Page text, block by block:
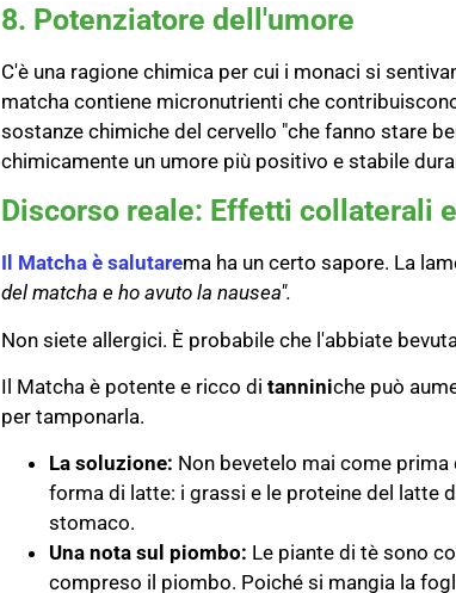
8. Potenziatore dell'umore
C'è una ragione chimica per cui i monaci si
matcha contiene micronutrienti che
sostanze chimiche del cervello "che fanno stare
chimicamente un umore più positivo e stabile
Discorso reale: Effetti collaterali
Il Matcha è salutarema ha un certo sapore. La
del matcha e ho avuto la nausea".
Non siete allergici. È probabile che l'abbiate
Il Matcha è potente e ricco ditanniniche può
per tamponarla.
La soluzione: Non bevetelo mai come
forma di latte: i grassi e le proteine del latte
stomaco.
Una nota sul piombo: Le piante di tè sono
compreso il piombo. Poiché si mangia la